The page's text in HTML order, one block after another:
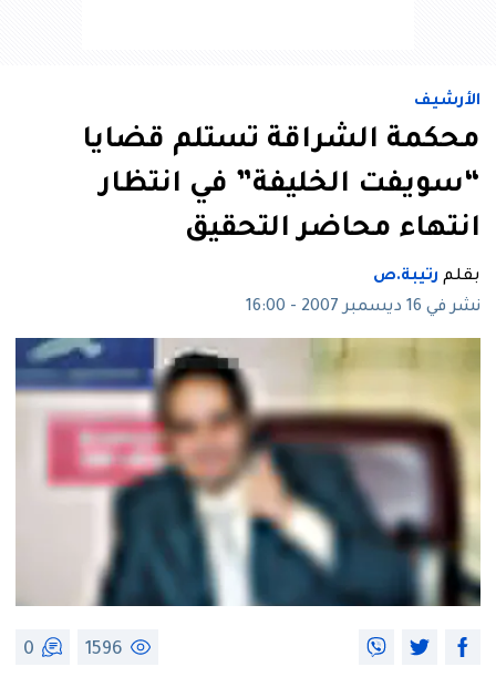
الأرشيف
محكمة الشراقة تستلم قضايا
“سويفت الخليفة” في انتظار
انتهاء محاضر التحقيق
بقلم رتيبة.ص
نشر في 16 ديسمبر 2007 - 16:00
1596
0